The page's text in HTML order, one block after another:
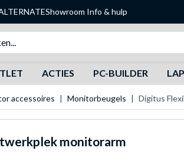
Showroom Info & hulp
ACTIES PC-BUILDER
accessoires Monitorbeugels Digitus
monitorarm